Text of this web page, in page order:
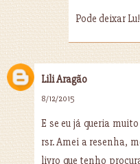
Pode deixar
Lili Aragão
8/12/2015
E se eu já queria
rsr. Amei a resenha,
livro que tenho